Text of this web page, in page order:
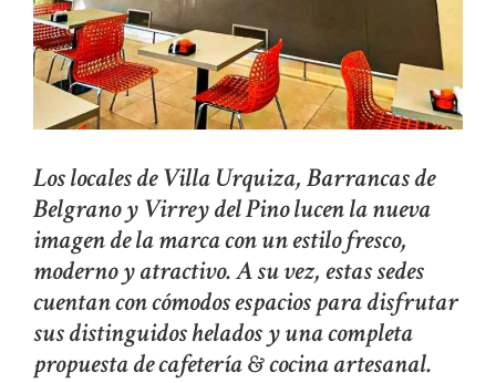
Los locales de Villa Urquiza, Barrancas de
Belgrano y Virrey del Pino lucen la nueva
imagen de la marca con un estilo fresco,
moderno y atractivo. A su vez, estas sedes
cuentan con cómodos espacios para disfrutar
sus distinguidos helados y una completa
propuesta de cafetería & cocina artesanal.